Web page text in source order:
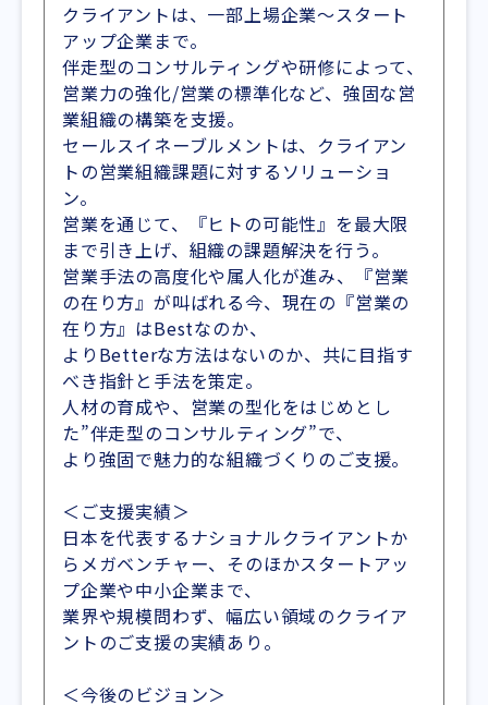
クライアントは、一部上場企業～スタート
アップ企業まで。
伴走型のコンサルティングや研修によって、
営業力の強化/営業の標準化など、強固な営
業組織の構築を支援。
セールスイネーブルメントは、クライアン
トの営業組織課題に対するソリューショ
ン。
営業を通じて、『ヒトの可能性』を最大限
まで引き上げ、組織の課題解決を行う。
営業手法の高度化や属人化が進み、『営業
の在り方』が叫ばれる今、現在の『営業の
在り方』はBestなのか、
よりBetterな方法はないのか、共に目指す
べき指針と手法を策定。
人材の育成や、営業の型化をはじめとし
た”伴走型のコンサルティング”で、
より強固で魅力的な組織づくりのご支援。
＜ご支援実績＞
日本を代表するナショナルクライアントか
らメガベンチャー、そのほかスタートアッ
プ企業や中小企業まで、
業界や規模問わず、幅広い領域のクライア
ントのご支援の実績あり。
＜今後のビジョン＞